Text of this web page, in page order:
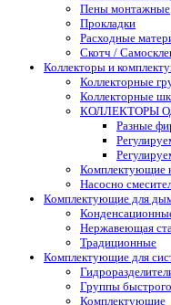
Пены монтажные
Прокладки
Расходные
Скотч /
Коллекторы и
Коллекторные
Коллекторные
КОЛЛЕКТОРЫ
Разные
Комплектующие
Насосно
Комплектующие для
Нержавеющая
Традиционные
Комплектующие для
Группы
Комплектующие